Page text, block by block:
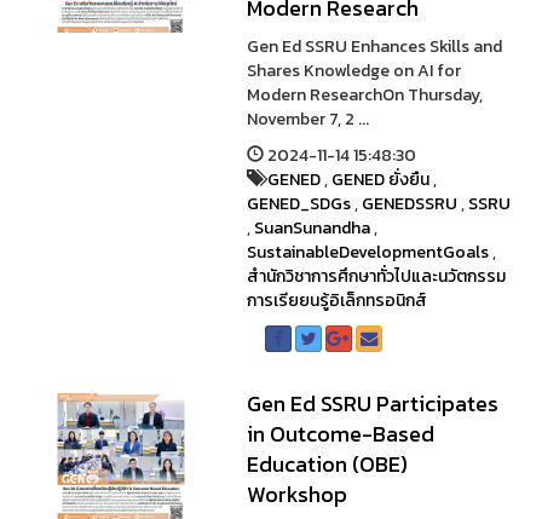
Modern Research
Gen Ed SSRU Enhances Skills and
Shares Knowledge on AI for
Modern ResearchOn Thursday,
November 7, 2 ...
2024-11-14 15:48:30
GENED,GENED ยั่งยืน,
GENED_SDGs,GENEDSSRU,SSRU
,SuanSunandha,
SustainableDevelopmentGoals,
สำนักวิชาการศึกษาทั่วไปและนวัตกรรม
การเรียยนรู้อิเล็กทรอนิกส์
Gen Ed SSRU Participates
in Outcome-Based
Education (OBE)
Workshop